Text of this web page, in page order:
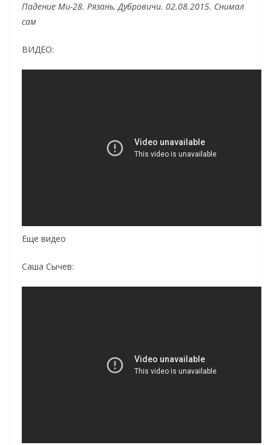
Падение Ми-28. Рязань, Дубровичи. 02.08.2015. Снимал
сам
ВИДЕО:
Еще видео
Саша Сычев: